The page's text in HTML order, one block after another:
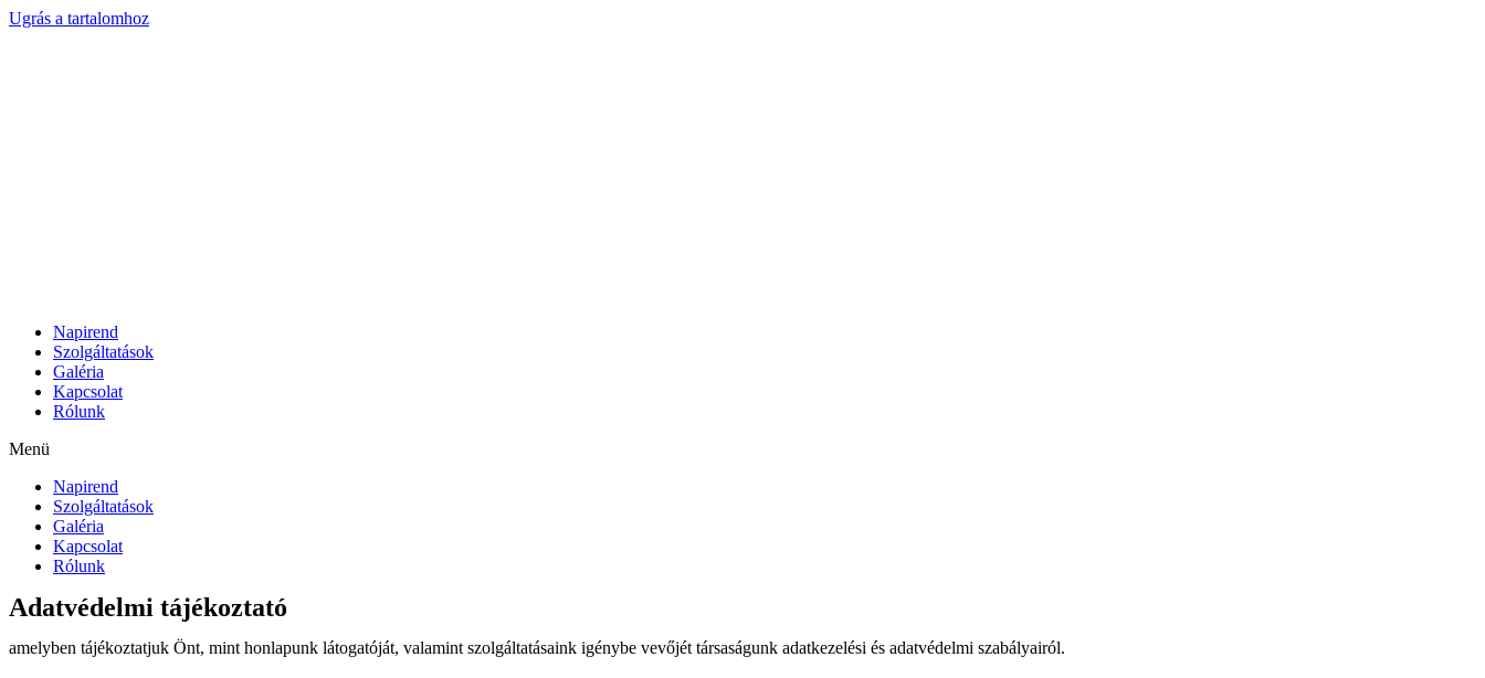
Ugrás a tartalomhoz
Napirend
Szolgáltatások
Galéria
Kapcsolat
Rólunk
Menü
Napirend
Szolgáltatások
Galéria
Kapcsolat
Rólunk
Adatvédelmi tájékoztató
amelyben tájékoztatjuk Önt, mint honlapunk látogatóját, valamint szolgáltatásaink igénybe vevőjét társaságunk adatkezelési és adatvédelmi szabályairól.